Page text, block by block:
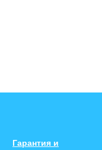
Гарантия и